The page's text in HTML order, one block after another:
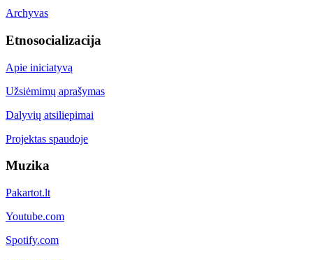
Archyvas
Etnosocializacija
Apie iniciatyvą
Užsiėmimų aprašymas
Dalyvių atsiliepimai
Projektas spaudoje
Muzika
Pakartot.lt
Youtube.com
Spotify.com